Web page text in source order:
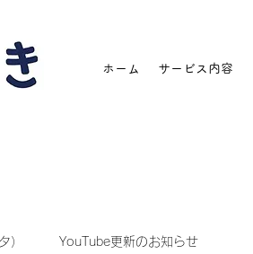
ホーム サービス内容
） YouTube更新のお知らせ